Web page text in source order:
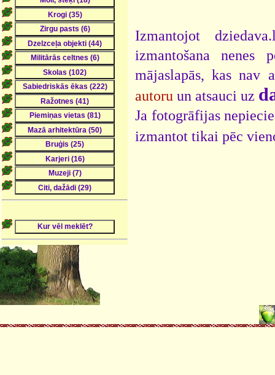
Izmantojot
izmantošana nenes
mājaslapās, kas
autoru un atsauci uz
Ja fotogrāfijas
izmantot tikai pēc